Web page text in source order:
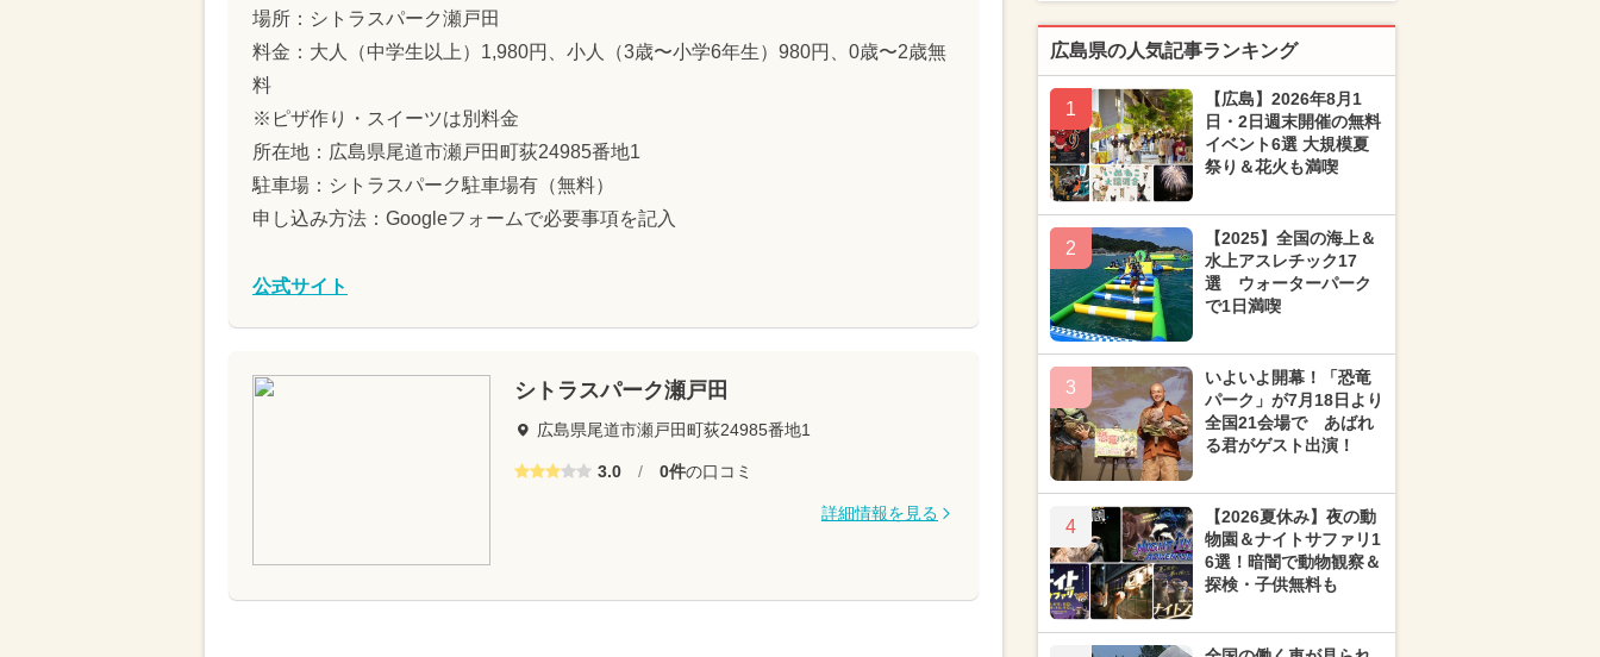
場所：シトラスパーク瀬戸田
料金：大人（中学生以上）1,980円、小人（3歳〜小学6年生）980円、0歳〜2歳無
料
※ピザ作り・スイーツは別料金
所在地：広島県尾道市瀬戸田町荻24985番地1
駐車場：シトラスパーク駐車場有（無料）
申し込み方法：Googleフォームで必要事項を記入
公式サイト
シトラスパーク瀬戸田
広島県尾道市瀬戸田町荻24985番地1
3.0 / 0件の口コミ
詳細情報を見る
広島県の人気記事ランキング
1
【広島】2026年8月1
日・2日週末開催の無料
イベント6選 大規模夏
祭り＆花火も満喫
2
【2025】全国の海上＆
水上アスレチック17
選 ウォーターパーク
で1日満喫
3
いよいよ開幕！「恐竜
パーク」が7月18日より
全国21会場で あばれ
る君がゲスト出演！
4
【2026夏休み】夜の動
物園＆ナイトサファリ1
6選！暗闇で動物観察＆
探検・子供無料も